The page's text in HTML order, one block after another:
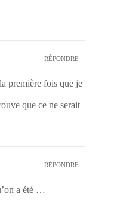
RÉPONDRE
première fois que je
que ce ne serait
RÉPONDRE
a été …